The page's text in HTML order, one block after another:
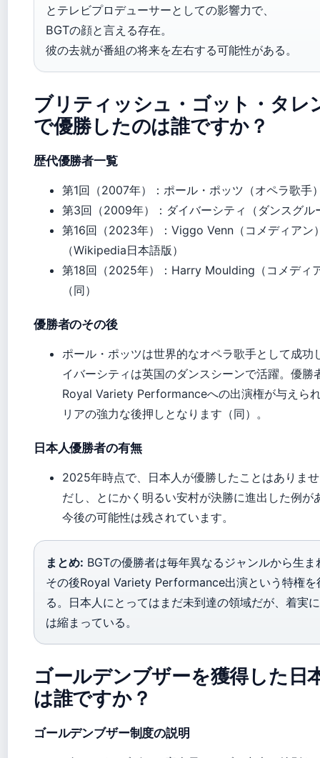
とテレビプロデューサーとしての影響力で、
BGTの顔と言える存在。
彼の去就が番組の将来を左右する可能性がある。
ブリティッシュ・ゴット・タレ
で優勝したのは誰ですか？
歴代優勝者一覧
第1回（2007年）：ポール・ポッツ（オペラ歌手
第3回（2009年）：ダイバーシティ（ダンスグル
第16回（2023年）：Viggo Venn（コメディアン
（Wikipedia日本語版）
第18回（2025年）：Harry Moulding（コメディ
（同）
優勝者のその後
ポール・ポッツは世界的なオペラ歌手として成功
イバーシティは英国のダンスシーンで活躍。優勝
Royal Variety Performanceへの出演権が与えら
リアの強力な後押しとなります（同）。
日本人優勝者の有無
2025年時点で、日本人が優勝したことはありま
だし、とにかく明るい安村が決勝に進出した例が
今後の可能性は残されています。
まとめ: BGTの優勝者は毎年異なるジャンルから生ま
その後Royal Variety Performance出演という特権を
る。日本人にとってはまだ未到達の領域だが、着実
は縮まっている。
ゴールデンブザーを獲得した日
は誰ですか？
ゴールデンブザー制度の説明